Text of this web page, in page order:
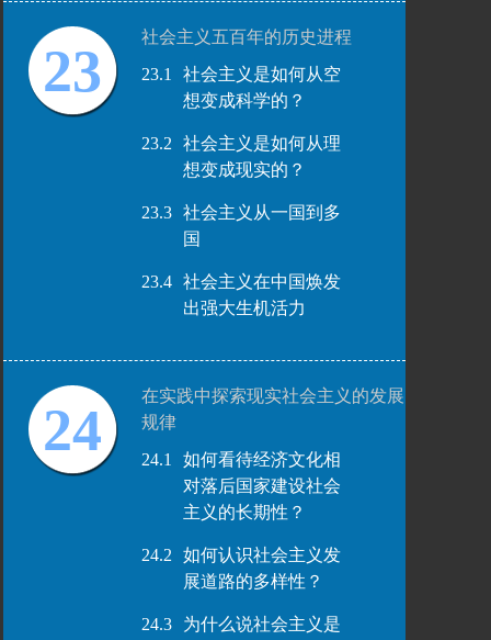
23
社会主义五百年的历史进程
23.1
社会主义是如何从空
想变成科学的？
23.2
社会主义是如何从理
想变成现实的？
23.3
社会主义从一国到多
国
23.4
社会主义在中国焕发
出强大生机活力
24
在实践中探索现实社会主义的发展
规律
24.1
如何看待经济文化相
对落后国家建设社会
主义的长期性？
24.2
如何认识社会主义发
展道路的多样性？
24.3
为什么说社会主义是